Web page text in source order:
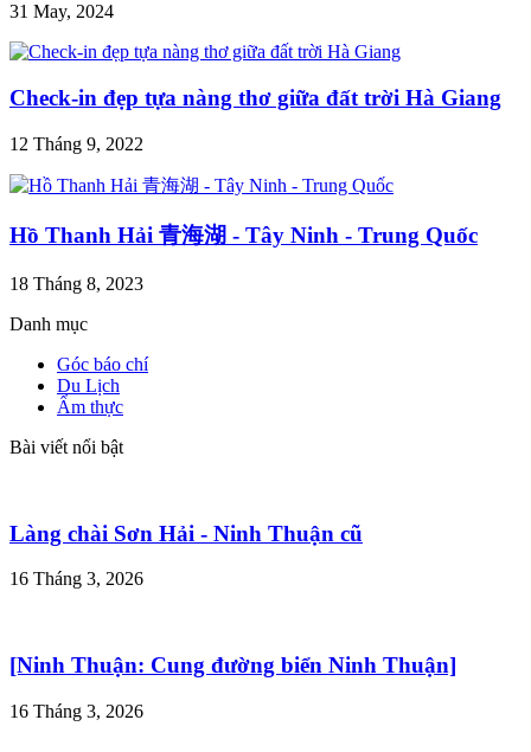
31 May, 2024
Check-in đẹp tựa nàng thơ giữa đất trời Hà Giang
12 Tháng 9, 2022
Hồ Thanh Hải 青海湖 - Tây Ninh - Trung Quốc
18 Tháng 8, 2023
Danh mục
Góc báo chí
Du Lịch
Ẩm thực
Bài viết nổi bật
Làng chài Sơn Hải - Ninh Thuận cũ
16 Tháng 3, 2026
[Ninh Thuận: Cung đường biển Ninh Thuận]
16 Tháng 3, 2026